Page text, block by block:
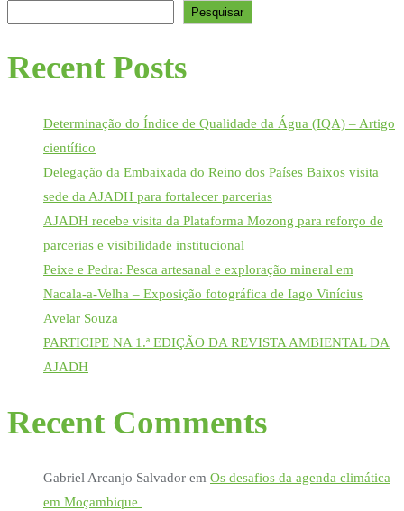
Pesquisar
Recent Posts
Determinação do Índice de Qualidade da Água (IQA) – Artigo
científico
Delegação da Embaixada do Reino dos Países Baixos visita
sede da AJADH para fortalecer parcerias
AJADH recebe visita da Plataforma Mozong para reforço de
parcerias e visibilidade institucional
Peixe e Pedra: Pesca artesanal e exploração mineral em
Nacala-a-Velha – Exposição fotográfica de Iago Vinícius
Avelar Souza
PARTICIPE NA 1.ª EDIÇÃO DA REVISTA AMBIENTAL DA
AJADH
Recent Comments
Gabriel Arcanjo Salvador em Os desafios da agenda climática
em Moçambique